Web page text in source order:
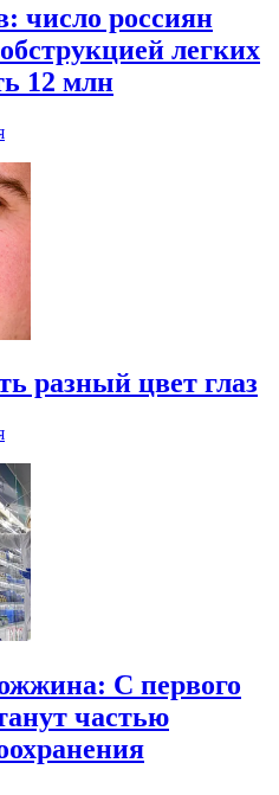
число россиян
легких
12 млн
разный цвет глаз
С первого
частью